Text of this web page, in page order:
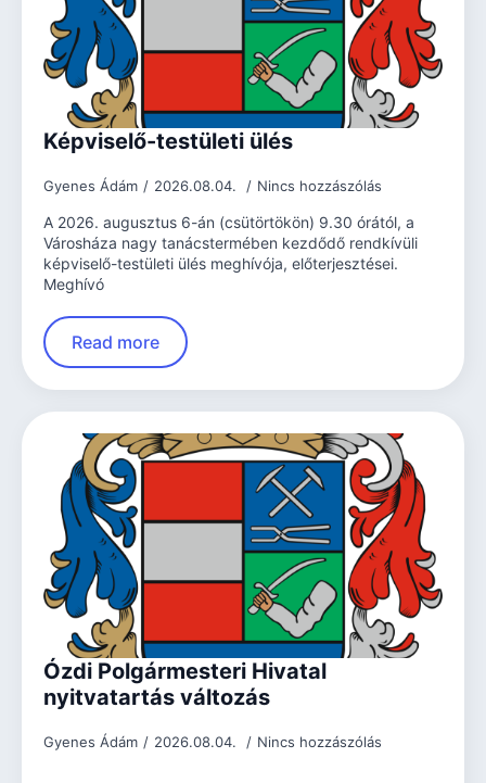
Képviselő-testületi ülés
Gyenes Ádám 2026.08.04. Nincs hozzászólás
A 2026. augusztus 6-án (csütörtökön) 9.30 órától, a
Városháza nagy tanácstermében kezdődő rendkívüli
képviselő-testületi ülés meghívója, előterjesztései.
Meghívó
Read more
Ózdi Polgármesteri Hivatal
nyitvatartás változás
Gyenes Ádám 2026.08.04. Nincs hozzászólás